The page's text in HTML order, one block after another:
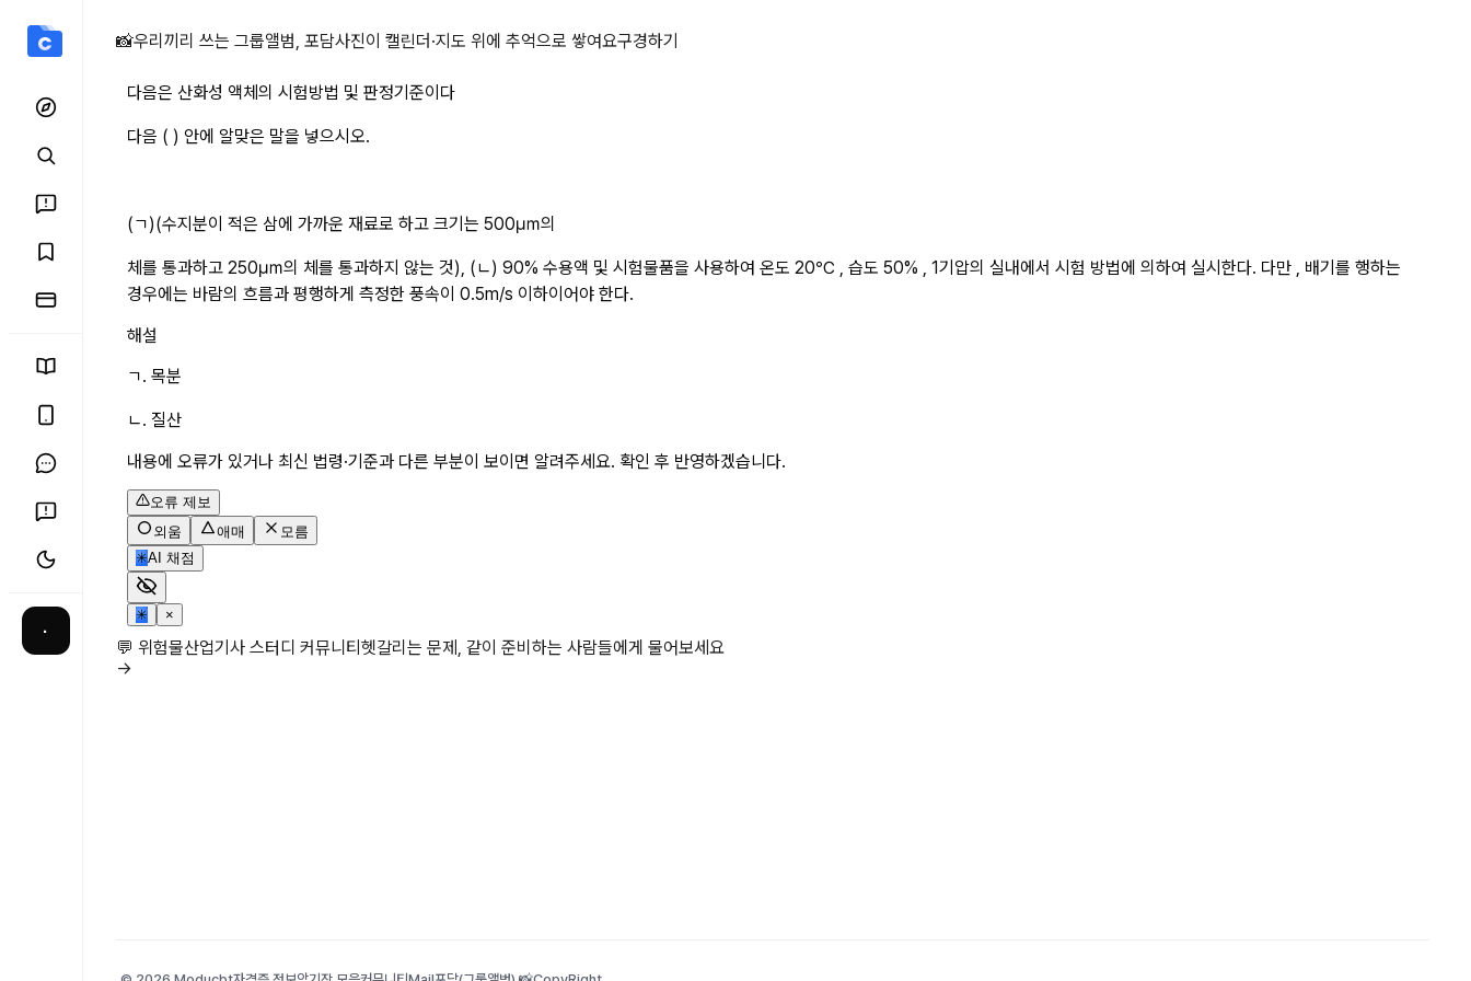
·
다음은 산화성 액체의 시험방법 및 판정기준이다다음 ( ) 안에 알맞은 말 상세 페이지
📸우리끼리 쓰는 그룹앨범, 포담사진이 캘린더·지도 위에 추억으로 쌓여요구경하기
다음은 산화성 액체의 시험방법 및 판정기준이다
다음 ( ) 안에 알맞은 말을 넣으시오.
(ㄱ)(수지분이 적은 삼에 가까운 재료로 하고 크기는 500㎛의
체를 통과하고 250㎛의 체를 통과하지 않는 것), (ㄴ) 90% 수용액 및 시험물품을 사용하여 온도 20℃ , 습도 50% , 1기압의 실내에서 시험 방법에 의하여 실시한다. 다만 , 배기를 행하는
경우에는 바람의 흐름과 평행하게 측정한 풍속이 0.5m/s 이하이어야 한다.
해설
ㄱ. 목분
ㄴ. 질산
내용에 오류가 있거나 최신 법령·기준과 다른 부분이 보이면 알려주세요. 확인 후 반영하겠습니다.
오류 제보
외움
애매
모름
✳AI 채점
✳ ×
💬 위험물산업기사 스터디 커뮤니티헷갈리는 문제, 같이 준비하는 사람들에게 물어보세요
→